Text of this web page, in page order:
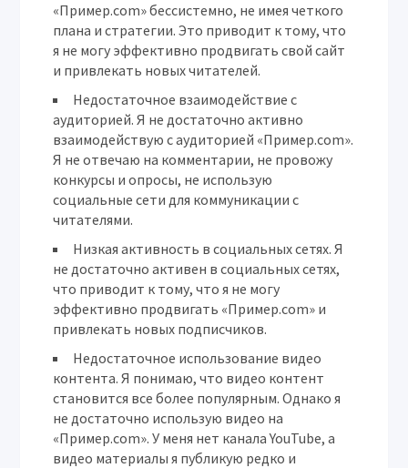
«Пример.com» бессистемно, не имея четкого
плана и стратегии. Это приводит к тому, что
я не могу эффективно продвигать свой сайт
и привлекать новых читателей.
Недостаточное взаимодействие с
аудиторией. Я не достаточно активно
взаимодействую с аудиторией «Пример.com».
Я не отвечаю на комментарии, не провожу
конкурсы и опросы, не использую
социальные сети для коммуникации с
читателями.
Низкая активность в социальных сетях. Я
не достаточно активен в социальных сетях,
что приводит к тому, что я не могу
эффективно продвигать «Пример.com» и
привлекать новых подписчиков.
Недостаточное использование видео
контента. Я понимаю, что видео контент
становится все более популярным. Однако я
не достаточно использую видео на
«Пример.com». У меня нет канала YouTube, а
видео материалы я публикую редко и